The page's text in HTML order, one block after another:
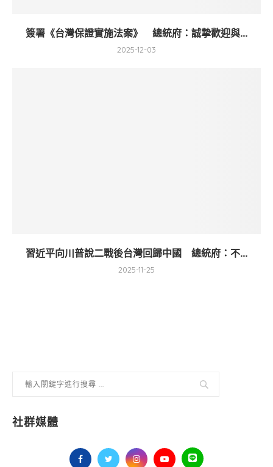
簽署《台灣保證實施法案》 總統府：誠摯歡迎與...
2025-12-03
習近平向川普說二戰後台灣回歸中國 總統府：不...
2025-11-25
社群媒體